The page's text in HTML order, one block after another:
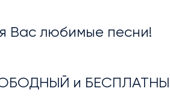
Вас любимые песни!
и